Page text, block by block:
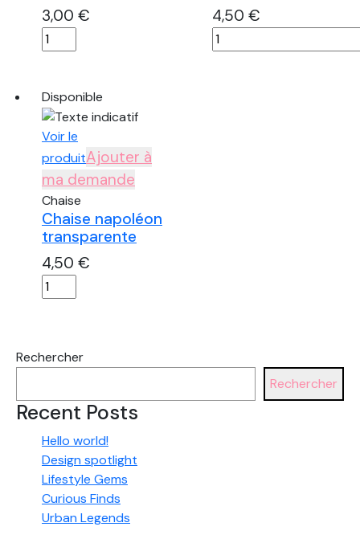
3,00 €
quantité
de
chiavari
blanche
4,50€
quantité
de
Disponible
Voir le
produitAjouter à
ma demande
Chaise
Chaise napoléon
transparente
4,50 €
quantité
de
transparente
Rechercher
Rechercher
Recent Posts
Hello world!
Design spotlight
Lifestyle Gems
Curious Finds
Urban Legends